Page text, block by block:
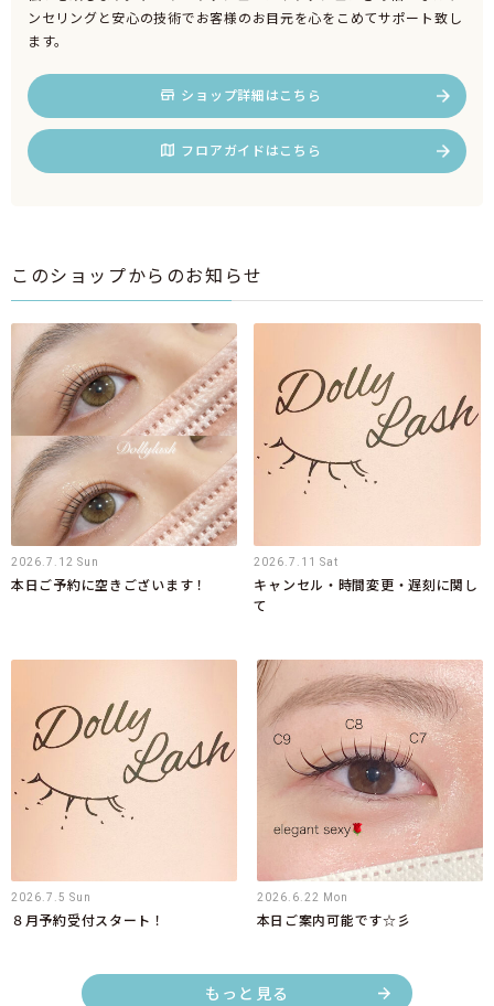
ンセリングと安心の技術でお客様のお目元を心をこめてサポート致し
ます。
ショップ詳細はこちら
フロアガイドはこちら
このショップからのお知らせ
2026.7.12 Sun
本日ご予約に空きございます！
2026.7.11 Sat
キャンセル・時間変更・遅刻に関し
て
2026.7.5 Sun
８月予約受付スタート！
2026.6.22 Mon
本日ご案内可能です☆彡
もっと見る